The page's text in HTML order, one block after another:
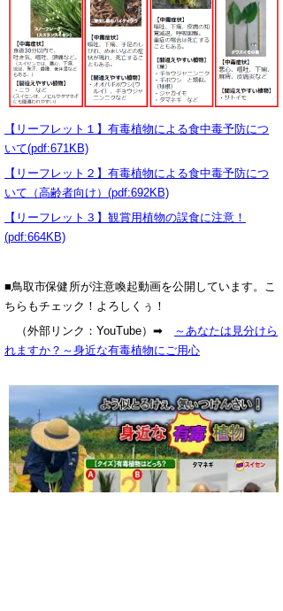
【リーフレット１】有毒植物による食中毒予防につ
いて(pdf:671KB)
【リーフレット２】有毒植物による食中毒予防につ
いて（高齢者向け）(pdf:692KB)
【リーフレット３】観賞用植物の誤食に注意！
(pdf:664KB)
■鳥取市保健所が注意喚起動画を公開しています。こ
ちらもチェック！よろしくぅ！
（外部リンク：YouTube）➡
～あなたは見分けら
れますか？～身近な有毒植物にご用心